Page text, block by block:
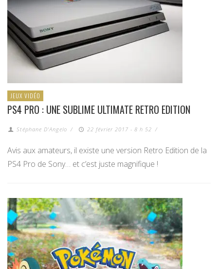
JEUX VIDÉO
PS4 PRO : UNE SUBLIME ULTIMATE RETRO EDITION
Stéphane D'Angelo / 22 février 2017 - 8 h 52 /
Avis aux amateurs, il existe une version Retro Edition de la
PS4 Pro de Sony… et c’est juste magnifique !